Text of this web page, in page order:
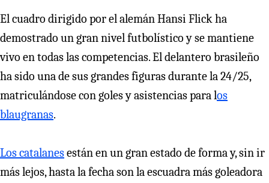
El cuadro dirigido por el alemán Hansi Flick ha
demostrado un gran nivel futbolístico y se mantiene
vivo en todas las competencias. El delantero brasileño
ha sido una de sus grandes figuras durante la 24/25,
matriculándose con goles y asistencias para los
blaugranas.
Los catalanesestán en un gran estado de forma y, sin ir
más lejos, hasta la fecha son la escuadra más goleadora